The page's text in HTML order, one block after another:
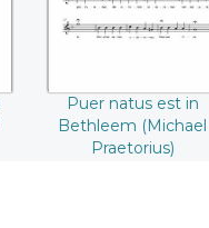
Praetorius))
Puer natus est in
Bethleem (Michael
Praetorius)